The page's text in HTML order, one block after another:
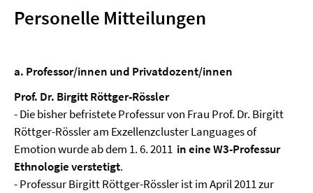
Personelle Mitteilungen
a. Professor/innen und Privatdozent/innen
Prof. Dr. Birgitt Röttger-Rössler
- Die bisher befristete Professur von Frau Prof. Dr. Birgitt
Röttger-Rössler am Exzellenzcluster Languages of
Emotion wurde ab dem 1. 6. 2011 in eine W3-Professur
Ethnologie verstetigt.
- Professur Birgitt Röttger-Rössler ist im April 2011 zur